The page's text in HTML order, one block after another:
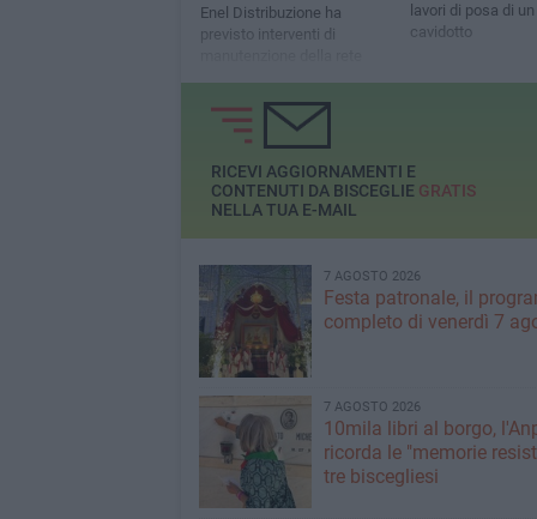
Enel Distribuzione ha
previsto interventi di
lavori di posa di
cavidotto
RICEVI AGGIORNAMENTI E
CONTENUTI DA BISCEGLIE GRATIS
NELLA TUA E-MAIL
7 AGOSTO 2026
Festa patronale, il
completo di venerdì 7
7 AGOSTO 2026
10mila libri al borgo,
ricorda le "memorie
tre biscegliesi